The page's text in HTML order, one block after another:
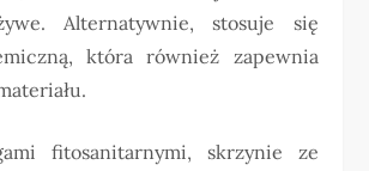
Alternatywnie, stosuje się
która również zapewnia
fitosanitarnymi, skrzynie ze